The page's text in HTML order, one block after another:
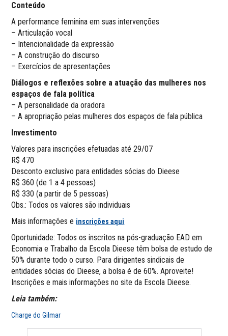
Conteúdo
A performance feminina em suas intervenções
– Articulação vocal
– Intencionalidade da expressão
– A construção do discurso
– Exercícios de apresentações
Diálogos e reflexões sobre a atuação das mulheres nos
espaços de fala política
– A personalidade da oradora
– A apropriação pelas mulheres dos espaços de fala pública
Investimento
Valores para inscrições efetuadas até 29/07
R$ 470
Desconto exclusivo para entidades sócias do Dieese
R$ 360 (de 1 a 4 pessoas)
R$ 330 (a partir de 5 pessoas)
Obs.: Todos os valores são individuais
Mais informações e inscrições aqui
Oportunidade: Todos os inscritos na pós-graduação EAD em
Economia e Trabalho da Escola Dieese têm bolsa de estudo de
50% durante todo o curso. Para dirigentes sindicais de
entidades sócias do Dieese, a bolsa é de 60%. Aproveite!
Inscrições e mais informações no site da Escola Dieese.
Leia também:
Charge do Gilmar